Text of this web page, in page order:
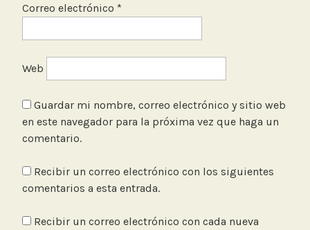
Correo electrónico *
Web
Guardar mi nombre, correo electrónico y sitio web
en este navegador para la próxima vez que haga un
comentario.
Recibir un correo electrónico con los siguientes
comentarios a esta entrada.
Recibir un correo electrónico con cada nueva